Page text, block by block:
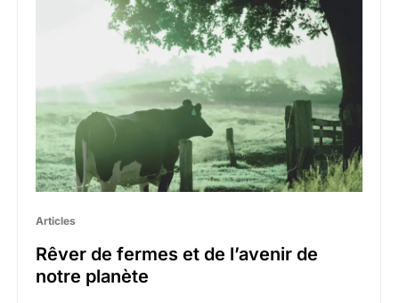
Articles
Rêver de fermes et de l’avenir de
notre planète